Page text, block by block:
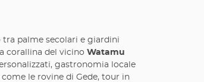
tra palme secolari e giardini
corallina del vicino Watamu
gastronomia locale
le rovine di Gede, tour in